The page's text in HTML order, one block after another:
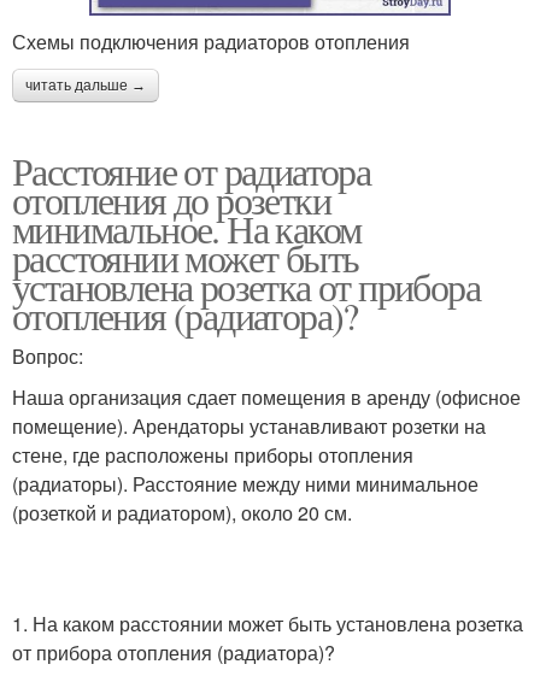
Схемы подключения радиаторов отопления
читать дальше →
Расстояние от радиатора
отопления до розетки
минимальное. На каком
расстоянии может быть
установлена розетка от прибора
отопления (радиатора)?
Вопрос:
Наша организация сдает помещения в аренду (офисное
помещение). Арендаторы устанавливают розетки на
стене, где расположены приборы отопления
(радиаторы). Расстояние между ними минимальное
(розеткой и радиатором), около 20 см.
1. На каком расстоянии может быть установлена розетка
от прибора отопления (радиатора)?